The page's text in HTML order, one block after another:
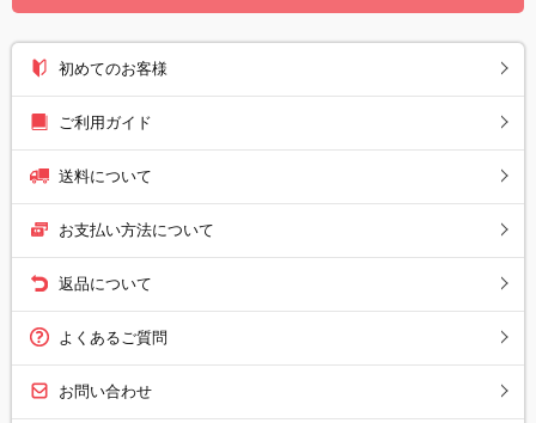
初めてのお客様
ご利用ガイド
送料について
お支払い方法について
返品について
よくあるご質問
お問い合わせ